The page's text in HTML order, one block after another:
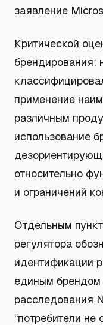
заявление
Критической
брендирования:
применение
различным
использование
относительно
и ограничений
Отдельным
регулятора
идентификации
единым
расследования
“потребители не